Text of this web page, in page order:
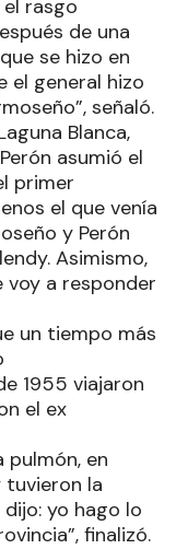
rasgo
de una
se hizo en
general hizo
señaló.
Blanca,
asumió el
primer
el que venía
y Perón
Asimismo,
voy a responder
un tiempo más
1955 viajaron
el ex
pulmón, en
tuvieron la
yo hago lo
finalizó.